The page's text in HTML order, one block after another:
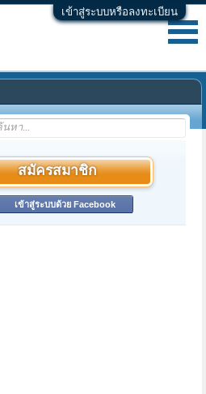
เข้าสู่ระบบหรือลงทะเบียน
สมัครสมาชิก
เข้าสู่ระบบด้วย Facebook